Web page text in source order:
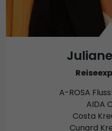
A-ROSA
AIDA
Costa
Cunard